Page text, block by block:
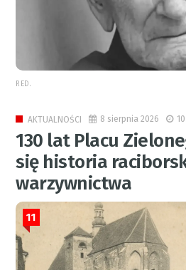
RED.
AKTUALNOŚCI 8 sierpnia 2026
130 lat Placu
się historia
warzywnictwa
11